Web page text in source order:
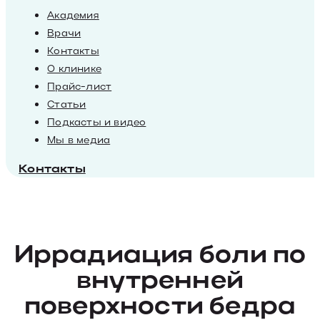
Академия
Врачи
Контакты
О клинике
Прайс-лист
Статьи
Подкасты и видео
Мы в медиа
Контакты
Иррадиация боли по
внутренней
поверхности бедра